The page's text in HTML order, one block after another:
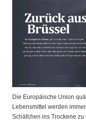
Die Europäische Union
Lebensmittel werden
Schäfchen ins Trockene